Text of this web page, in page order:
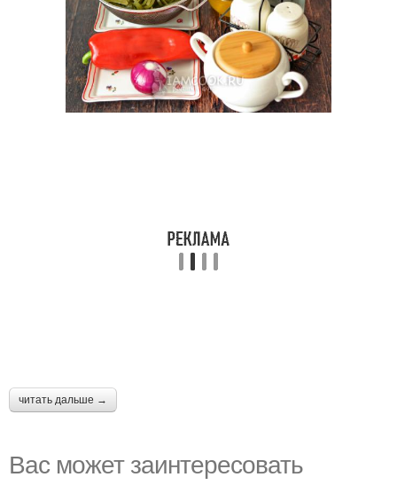
читать дальше →
Вас может заинтересовать